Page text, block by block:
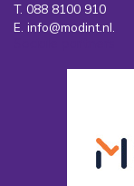
T. 088 8100 910
E. info@modint.nl.